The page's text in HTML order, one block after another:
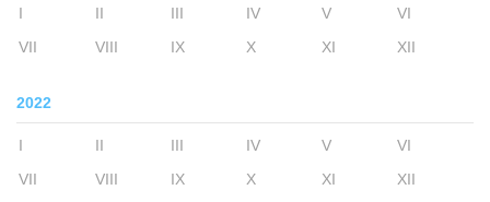
I II III IV V
VI
VII
VIII IX X XI XII
2022
I II III IV V
VI
VII
VIII IX X XI XII